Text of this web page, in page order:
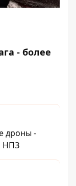
- более
дроны -
НПЗ